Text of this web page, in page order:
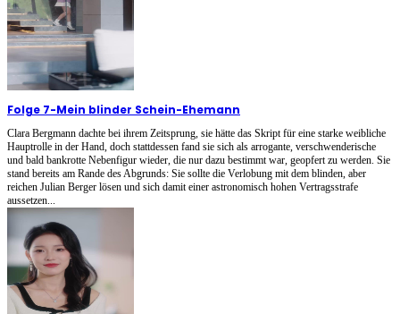
Folge 7-Mein blinder Schein-Ehemann
Clara Bergmann dachte bei ihrem Zeitsprung, sie hätte das Skript für eine starke weibliche
Hauptrolle in der Hand, doch stattdessen fand sie sich als arrogante, verschwenderische
und bald bankrotte Nebenfigur wieder, die nur dazu bestimmt war, geopfert zu werden. Sie
stand bereits am Rande des Abgrunds: Sie sollte die Verlobung mit dem blinden, aber
reichen Julian Berger lösen und sich damit einer astronomisch hohen Vertragsstrafe
aussetzen...